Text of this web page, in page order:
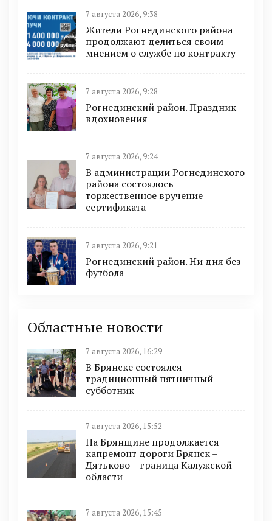
7 августа 2026, 9:38
Жители Рогнединского района
продолжают делиться своим
мнением о службе по контракту
7 августа 2026, 9:28
Рогнединский район. Праздник
вдохновения
7 августа 2026, 9:24
В администрации Рогнединского
района состоялось
торжественное вручение
сертификата
7 августа 2026, 9:21
Рогнединский район. Ни дня без
футбола
Областные новости
7 августа 2026, 16:29
В Брянске состоялся
традиционный пятничный
субботник
7 августа 2026, 15:52
На Брянщине продолжается
капремонт дороги Брянск –
Дятьково – граница Калужской
области
7 августа 2026, 15:45